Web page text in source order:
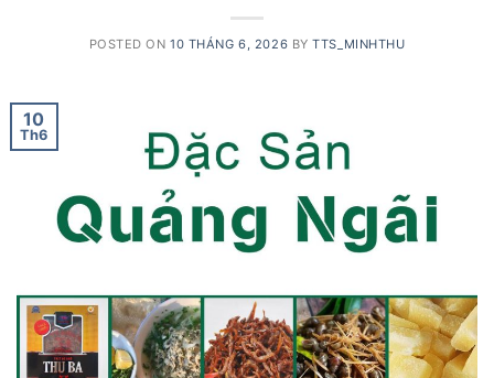
POSTED ON10 THÁNG 6, 2026 BYTTS_MINHTHU
10
Th6